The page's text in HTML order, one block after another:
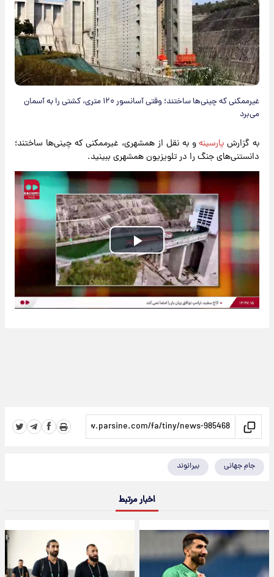
غیرممکنی که چینی‌ها ساختند؛ وقتی آسانسور ۱۲۰ متری، کشتی را به آسمان
می‌برد
به گزارش پارسینهو به نقل از همشهری، غیرممکنی که چینی‌ها ساختند؛
دانستنی‌های جنگ را در تلویزیون همشهری ببینید.
Play
Video
جام جهانی بیرانوند
اخبار مرتبط